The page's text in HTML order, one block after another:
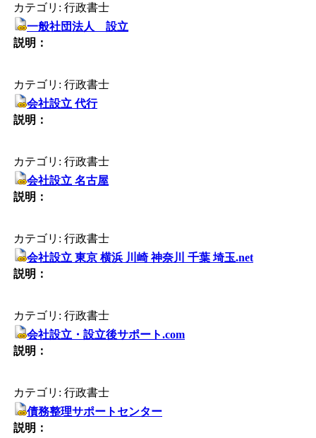
カテゴリ: 行政書士
一般社団法人 設立
説明：
カテゴリ: 行政書士
会社設立 代行
説明：
カテゴリ: 行政書士
会社設立 名古屋
説明：
カテゴリ: 行政書士
会社設立 東京 横浜 川崎 神奈川 千葉 埼玉.net
説明：
カテゴリ: 行政書士
会社設立・設立後サポート.com
説明：
カテゴリ: 行政書士
債務整理サポートセンター
説明：